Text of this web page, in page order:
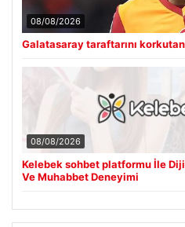
08/08/2026
Galatasaray taraftarını
08/08/2026
Kelebek sohbet platformu İle
Ve Muhabbet Deneyimi